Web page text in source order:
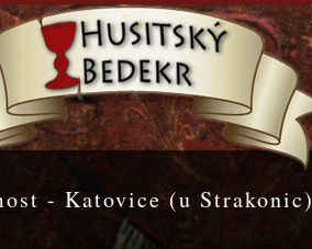
- Katovice (u Strakonic)